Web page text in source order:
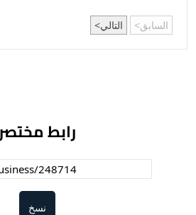
السابق التالي
رابط
نسخ